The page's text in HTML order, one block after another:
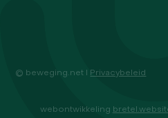
© beweging.net I Privacybeleid
webontwikkeling